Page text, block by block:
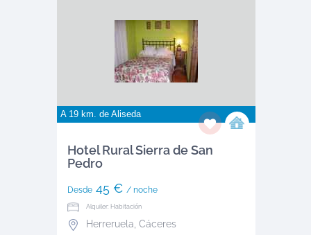
A 19 km. de Aliseda
Hotel Rural Sierra de San
Pedro
Desde45 € / noche
Alquiler: Habitación
Herreruela Cáceres